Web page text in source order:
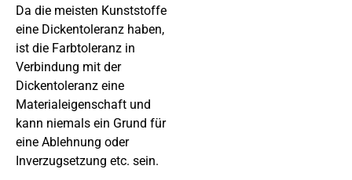
Da die meisten Kunststoffe
eine Dickentoleranz haben,
ist die Farbtoleranz in
Verbindung mit der
Dickentoleranz eine
Materialeigenschaft und
kann niemals ein Grund für
eine Ablehnung oder
Inverzugsetzung etc. sein.